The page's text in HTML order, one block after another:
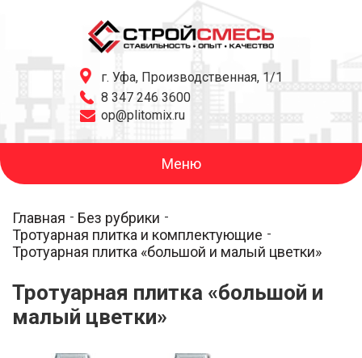
г. Уфа, Производственная, 1/1
8 347 246 3600
op@plitomix.ru
Меню
Главная
Без рубрики
Тротуарная плитка и комплектующие
Тротуарная плитка «большой и малый цветки»
Тротуарная плитка «большой и
малый цветки»